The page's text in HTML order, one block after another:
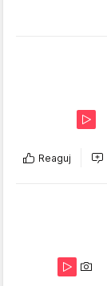
Reaguj